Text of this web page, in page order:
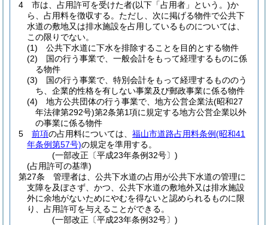
4 市は、占用許可を受けた者(以下「占用者」という。)か
ら、占用料を徴収する。 ただし、次に掲げる物件で公共下
水道の敷地又は排水施設を占用しているものについては、
この限りでない。
(1)
公共下水道に下水を排除することを目的とする物件
(2)
国の行う事業で、一般会計をもって経理するものに係
る物件
(3)
国の行う事業で、特別会計をもって経理するもののう
ち、企業的性格を有しない事業及び郵政事業に係る物件
(4)
地方公共団体の行う事業で、地方公営企業法(昭和27
年法律第292号)第2条第1項に規定する地方公営企業以外
の事業に係る物件
5
前項の占用料については、 福山市道路占用料条例(昭和41
年条例第57号)の規定を準用する。
(一部改正〔平成23年条例32号〕)
(占用許可の基準)
第27条
管理者は、公共下水道の占用が公共下水道の管理に
支障を及ぼさず、かつ、公共下水道の敷地外又は排水施設
外に余地がないためにやむを得ないと認められるものに限
り、占用許可を与えることができる。
(一部改正〔平成23年条例32号〕)